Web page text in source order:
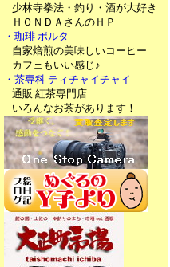
少林寺拳法・釣り・酒が大好き
ＨＯＮＤＡさんのＨＰ
・珈琲 ポルタ
自家焙煎の美味しいコーヒー
カフェもいい感じ♪
・茶専科 ティチャイチャイ
通販 紅茶専門店
いろんなお茶があります！